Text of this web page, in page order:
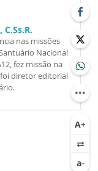
nas missões
Nacional
fez missão na
diretor editorial